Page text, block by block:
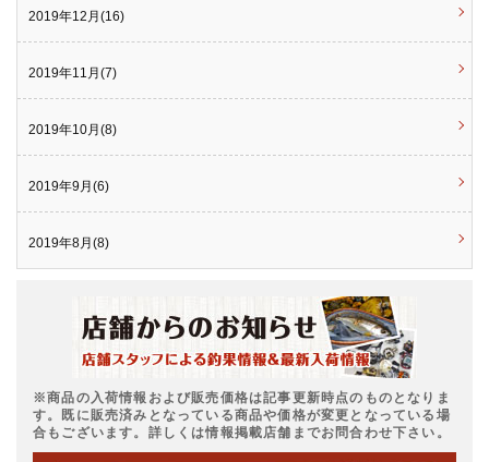
2019年12月(16)
2019年11月(7)
2019年10月(8)
2019年9月(6)
2019年8月(8)
※商品の入荷情報および販売価格は記事更新時点のものとなりま
す。既に販売済みとなっている商品や価格が変更となっている場
合もございます。詳しくは情報掲載店舗までお問合わせ下さい。